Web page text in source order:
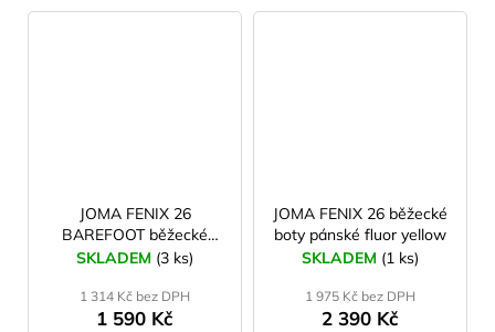
JOMA FENIX 26
BAREFOOT běžecké
boty pánské white
SKLADEM (3 ks)
1 314 Kč bez DPH
1 590 Kč
JOMA FENIX 26 běžecké
boty pánské fluor yellow
SKLADEM (1 ks)
1 975 Kč bez DPH
2 390 Kč